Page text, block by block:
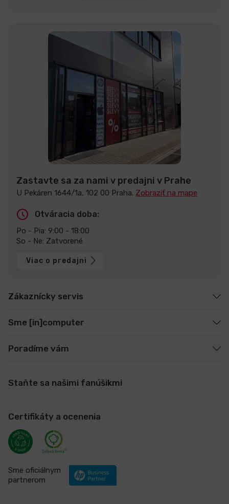
Zastavte sa za nami v predajni v Prahe
U Pekáren 1644/1a, 102 00 Praha. Zobraziť na mape
Otváracia doba:
Po - Pia: 9:00 - 18:00
So - Ne: Zatvorené
Viac o predajni
Zákaznícky servis
Sme [in]computer
Poradíme vám
Staňte sa našimi fanúšikmi
Certifikáty a ocenenia
Sme oficiálnym
partnerom